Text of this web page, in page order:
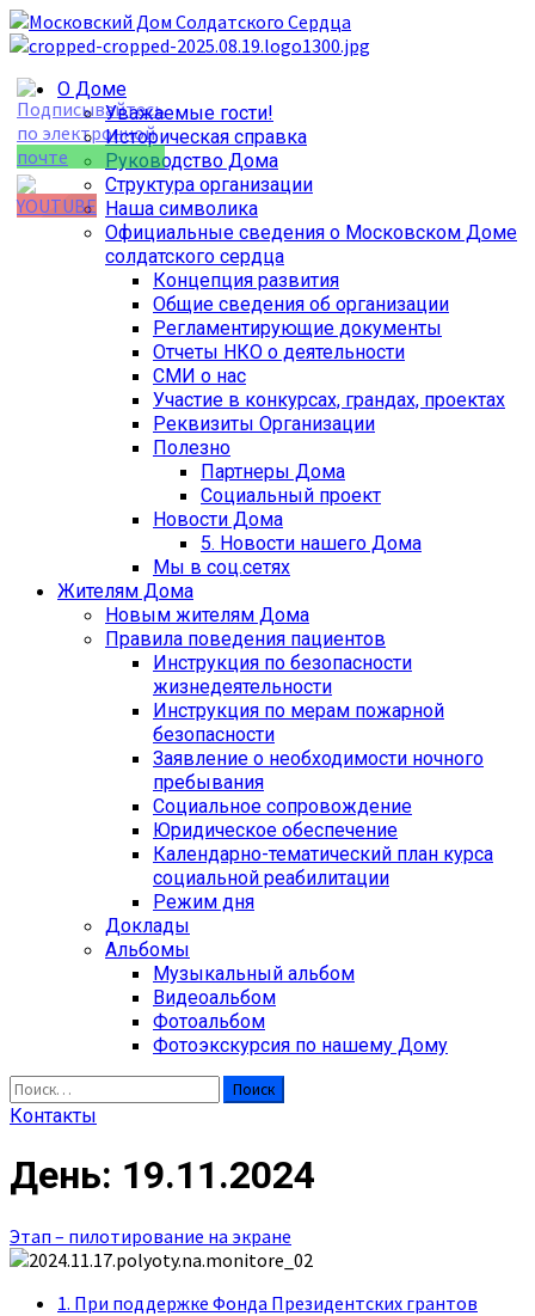
Перейти
к
Основное
меню
О Доме
Уважаемые гости!
Историческая справка
Руководство Дома
Структура организации
Наша символика
Официальные сведения о Московском Доме
солдатского сердца
Концепция развития
Общие сведения об организации
Регламентирующие документы
Отчеты НКО о деятельности
СМИ о нас
Участие в конкурсах, грандах, проектах
Реквизиты Организации
Полезно
Партнеры Дома
Социальный проект
Новости Дома
5. Новости нашего Дома
Мы в соц.сетях
Жителям Дома
Новым жителям Дома
Правила поведения пациентов
Инструкция по безопасности
жизнедеятельности
Инструкция по мерам пожарной
безопасности
Заявление о необходимости ночного
пребывания
Социальное сопровождение
Юридическое обеспечение
Календарно-тематический план курса
социальной реабилитации
Режим дня
Доклады
Альбомы
Музыкальный альбом
Видеоальбом
Фотоальбом
Фотоэкскурсия по нашему Дому
Найти:
Контакты
День: 19.11.2024
Этап – пилотирование на экране
1. При поддержке Фонда Президентских грантов
Set Youtube